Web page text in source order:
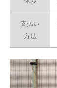
支払い
方法